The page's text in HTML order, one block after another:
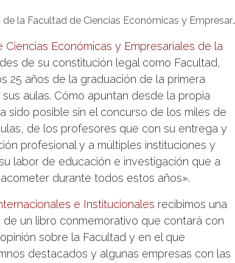
la Facultad de Ciencias Económicas y Empresariales
Ciencias Económicas y Empresariales de la
de su constitución legal como Facultad,
25 años de la graduación de la primera
aulas. Cómo apuntan desde la propia
sido posible sin el concurso de los miles de
de los profesores que con su entrega y
profesional y a múltiples instituciones y
labor de educación e investigación que a
durante todos estos años».
e Institucionales recibimos una
un libro conmemorativo que contará con
sobre la Facultad y en el que
destacados y algunas empresas con las